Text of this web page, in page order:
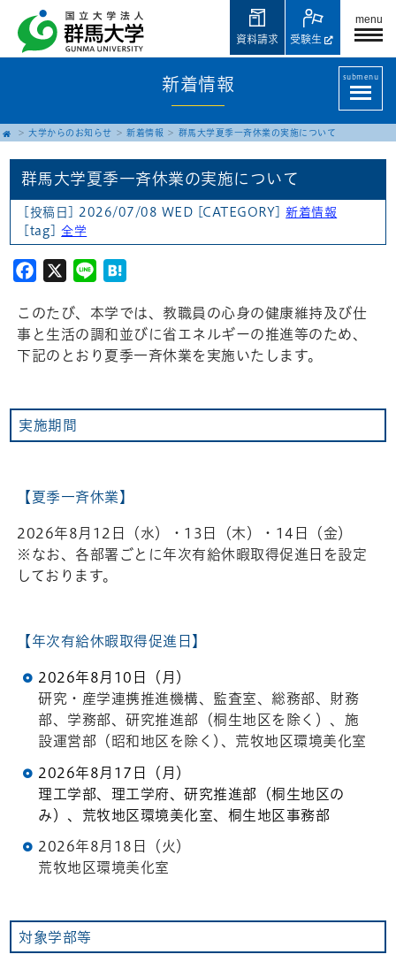
menu
受験生
資料請求
新着情報 submenu
大学からのお知らせ 新着情報 群馬大学夏季一斉休業の実施について
群馬大学夏季一斉休業の実施について
[投稿日] 2026/07/08 WED [CATEGORY]新着情報
[tag]全学
Facebook
X Line
このたび、本学では、教職員の心身の健康維持及び仕
事と生活の調和並びに省エネルギーの推進等のため、
下記のとおり夏季一斉休業を実施いたします。
実施期間
【夏季一斉休業】
2026年8月12日（水）・13日（木）・14日（金）
※なお、各部署ごとに年次有給休暇取得促進日を設定
しております。
【年次有給休暇取得促進日】
2026年8月10日（月）
研究・産学連携推進機構、監査室、総務部、財務
部、学務部、研究推進部（桐生地区を除く）、施
設運営部（昭和地区を除く)、荒牧地区環境美化室
2026年8月17日（月）
理工学部、理工学府、研究推進部（桐生地区の
み）、荒牧地区環境美化室、桐生地区事務部
2026年8月18日（火）
荒牧地区環境美化室
対象学部等